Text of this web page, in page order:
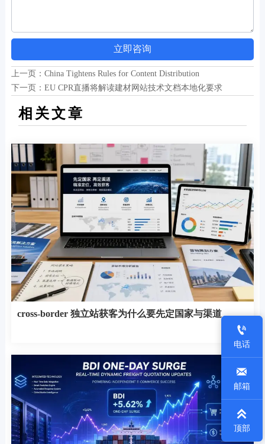
立即咨询
上一页： China Tightens Rules for Content Distribution
下一页： EU CPR直播将解读建材网站技术文档本地化要求
相关文章
cross-border 独立站获客为什么要先定国家与渠道

电话

邮箱

顶部